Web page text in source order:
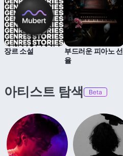
장르 소설
부드러운 피아노 선
율
아티스트 탐색